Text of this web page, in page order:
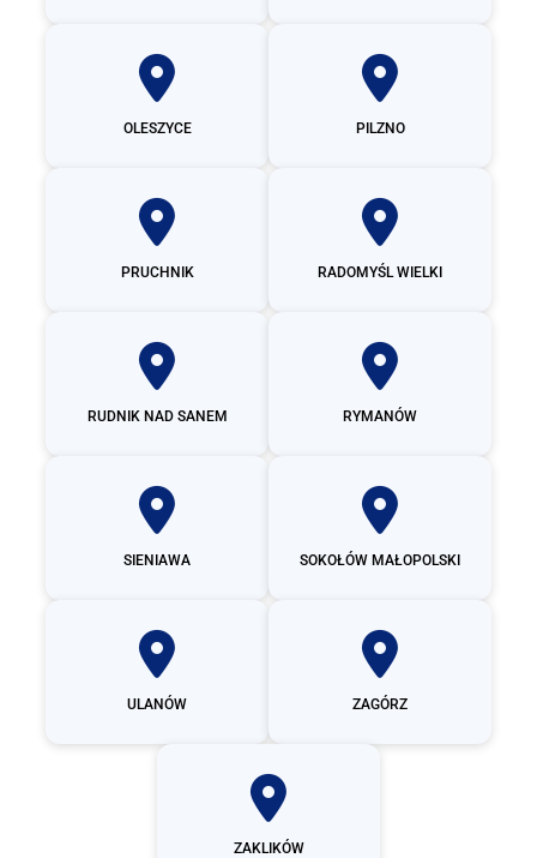
OLESZYCE PILZNO
PRUCHNIK RADOMYŚL WIELKI
RUDNIK NAD SANEM RYMANÓW
SIENIAWA SOKOŁÓW MAŁOPOLSKI
ULANÓW ZAGÓRZ
ZAKLIKÓW